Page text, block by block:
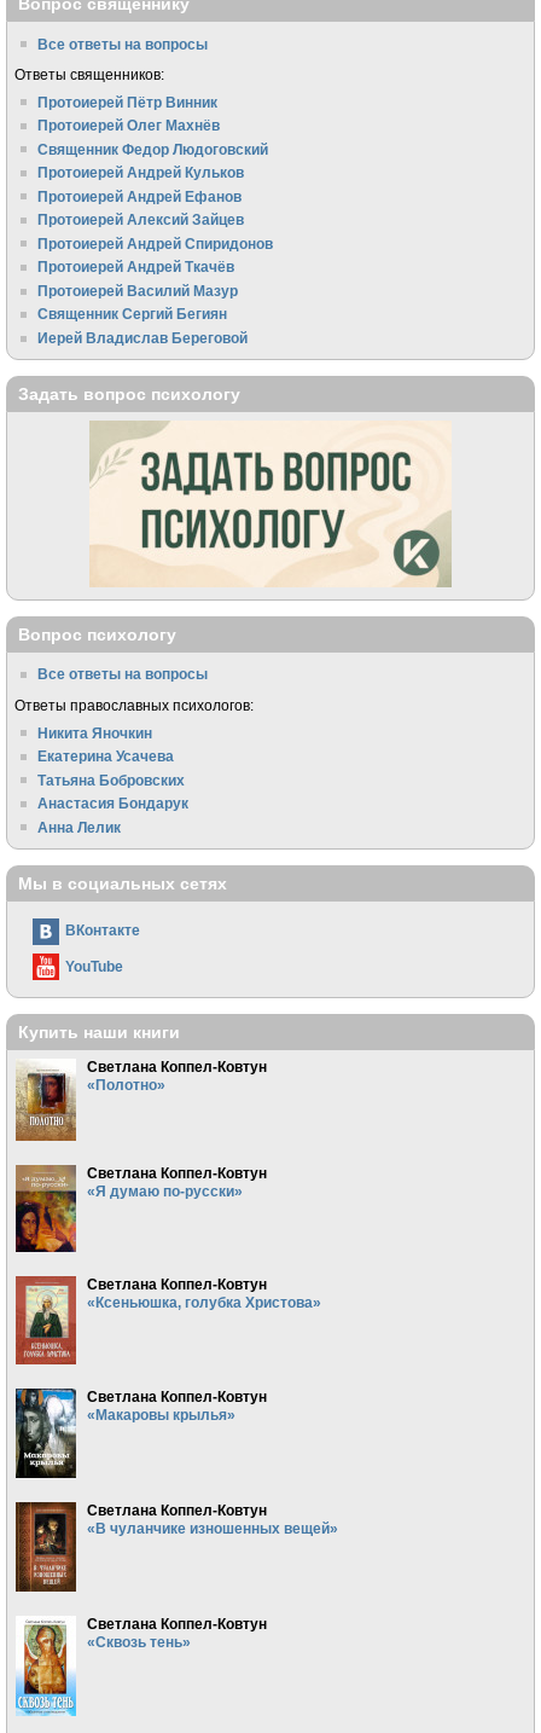
Все ответы на вопросы
Ответы священников:
Протоиерей Пётр Винник
Протоиерей Олег Махнёв
Священник Федор Людоговский
Протоиерей Андрей Кульков
Протоиерей Андрей Ефанов
Протоиерей Алексий Зайцев
Протоиерей Андрей Спиридонов
Протоиерей Андрей Ткачёв
Протоиерей Василий Мазур
Священник Сергий Бегиян
Иерей Владислав Береговой
Задать вопрос психологу
Вопрос психологу
Все ответы на вопросы
Ответы православных психологов:
Никита Яночкин
Екатерина Усачева
Татьяна Бобровских
Анастасия Бондарук
Анна Лелик
Мы в социальных сетях
ВКонтакте
YouTube
Купить наши книги
Светлана Коппел-Ковтун
«Полотно»
Светлана Коппел-Ковтун
«Я думаю по-русски»
Светлана Коппел-Ковтун
«Ксеньюшка, голубка Христова»
Светлана Коппел-Ковтун
«Макаровы крылья»
Светлана Коппел-Ковтун
«В чуланчике изношенных вещей»
Светлана Коппел-Ковтун
«Сквозь тень»